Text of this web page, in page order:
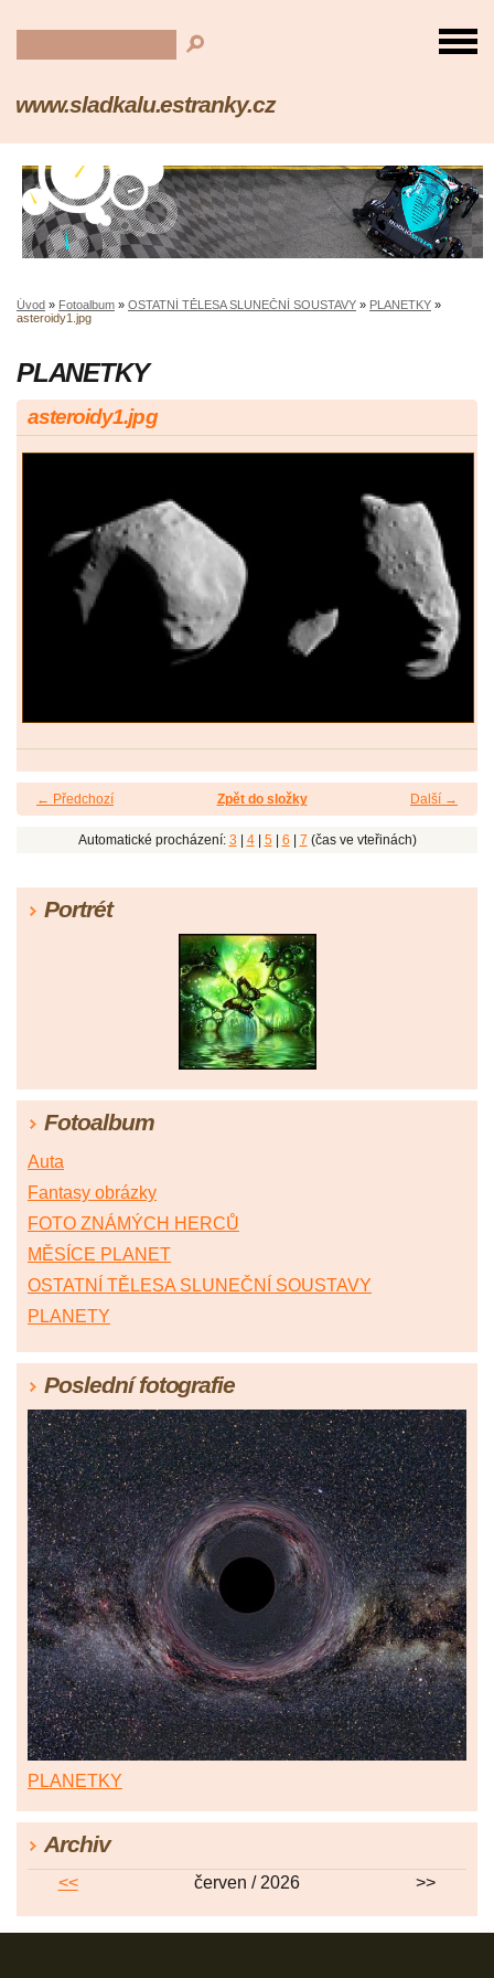
www.sladkalu.estranky.cz
Úvod » Fotoalbum » OSTATNÍ TĚLESA SLUNEČNÍ SOUSTAVY » PLANETKY »
asteroidy1.jpg
PLANETKY
asteroidy1.jpg
← Předchozí Další →
Zpět do složky
Automatické procházení: 3 | 4| 5| 6 | 7 (čas ve vteřinách)
Portrét
Fotoalbum
Auta
Fantasy obrázky
FOTO ZNÁMÝCH HERCŮ
MĚSÍCE PLANET
OSTATNÍ TĚLESA SLUNEČNÍ SOUSTAVY
PLANETY
Poslední fotografie
PLANETKY
Archiv
<< červen / 2026 >>